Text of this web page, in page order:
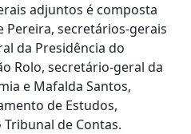
adjuntos é composta
Pereira, secretários-gerais
da Presidência do
Rolo, secretário-geral da
e Mafalda Santos,
de Estudos,
de Contas.